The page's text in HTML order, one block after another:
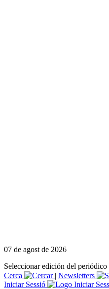
07 de agost de 2026
Seleccionar edición del periódico
Cerca
| Newsletters
Iniciar Sessió